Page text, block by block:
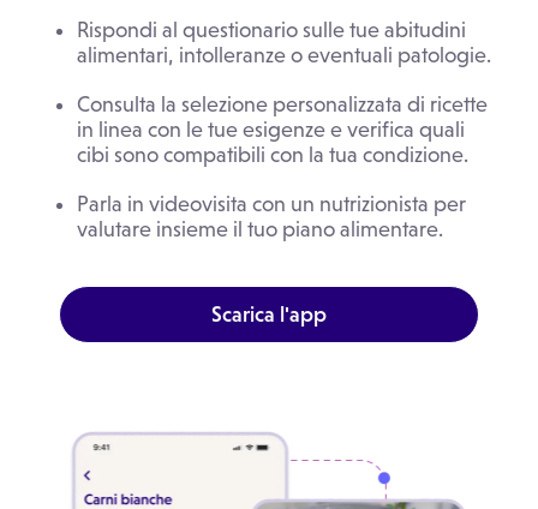
Rispondi al questionario sulle tue abitudini
alimentari, intolleranze o eventuali patologie.
Consulta la selezione personalizzata di ricette
in linea con le tue esigenze e verifica quali
cibi sono compatibili con la tua condizione.
Parla in videovisita con un nutrizionista per
valutare insieme il tuo piano alimentare.
Scarica l'app